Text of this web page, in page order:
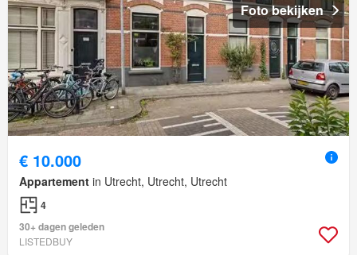
Foto bekijken
€ 10.000
Appartement in Utrecht, Utrecht, Utrecht
4
30+ dagen geleden
LISTEDBUY